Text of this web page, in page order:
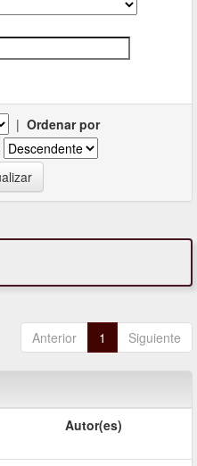
| Ordenar por
Anterior 1 Siguiente
Autor(es)